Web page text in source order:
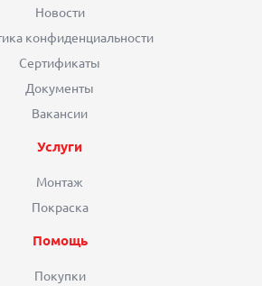
Новости
конфиденциальности
Сертификаты
Документы
Вакансии
Услуги
Монтаж
Покраска
Помощь
Покупки